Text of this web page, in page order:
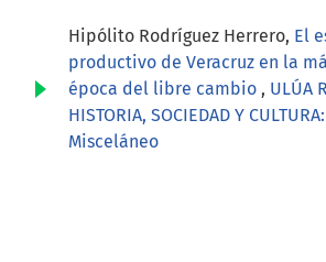
Hipólito Rodríguez Herrero, El
productivo de Veracruz en la
época del libre cambio , ULÚA
HISTORIA, SOCIEDAD Y
Misceláneo